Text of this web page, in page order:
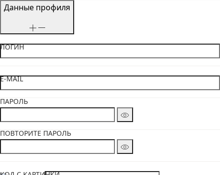
Данные профиля
ЛОГИН
E-MAIL
ПАРОЛЬ
ПОВТОРИТЕ ПАРОЛЬ